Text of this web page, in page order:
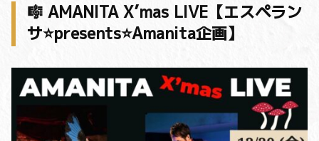
🎼 AMANITA X’mas LIVE【エスペラン
サ⭐️presents⭐️Amanita企画】